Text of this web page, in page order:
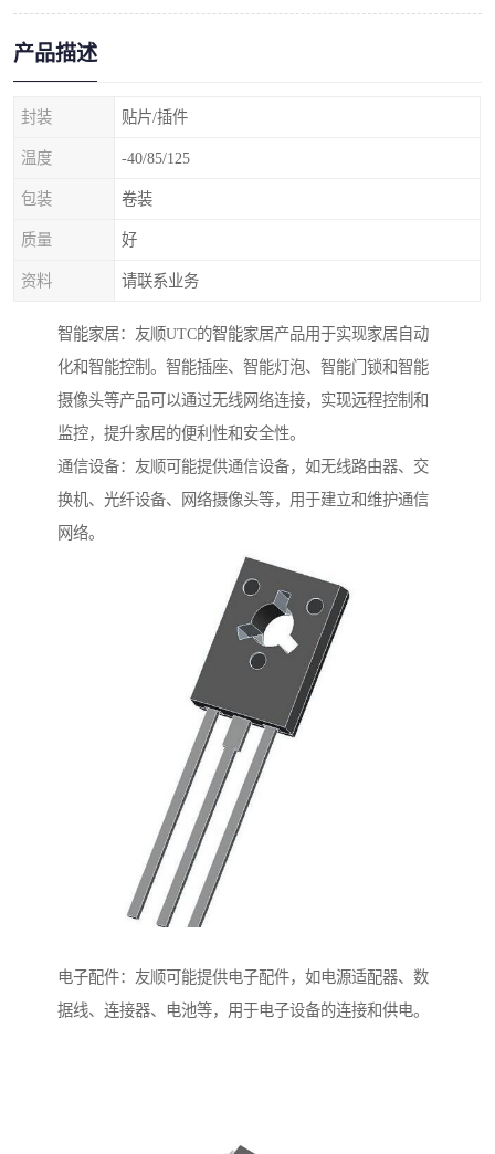
产品描述
封装 贴片/插件
温度 -40/85/125
包装 卷装
质量 好
资料 请联系业务
智能家居：友顺UTC的智能家居产品用于实现家居自动
化和智能控制。智能插座、智能灯泡、智能门锁和智能
摄像头等产品可以通过无线网络连接，实现远程控制和
监控，提升家居的便利性和安全性。
通信设备：友顺可能提供通信设备，如无线路由器、交
换机、光纤设备、网络摄像头等，用于建立和维护通信
网络。
电子配件：友顺可能提供电子配件，如电源适配器、数
据线、连接器、电池等，用于电子设备的连接和供电。